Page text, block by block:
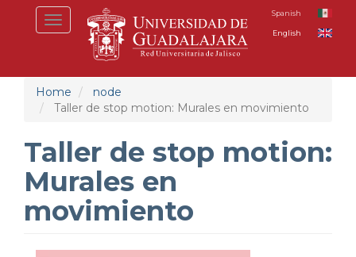
Toggle
navigation
Spanish
English
Home
node
Taller de stop motion: Murales en movimiento
Taller de stop motion:
Murales en
movimiento